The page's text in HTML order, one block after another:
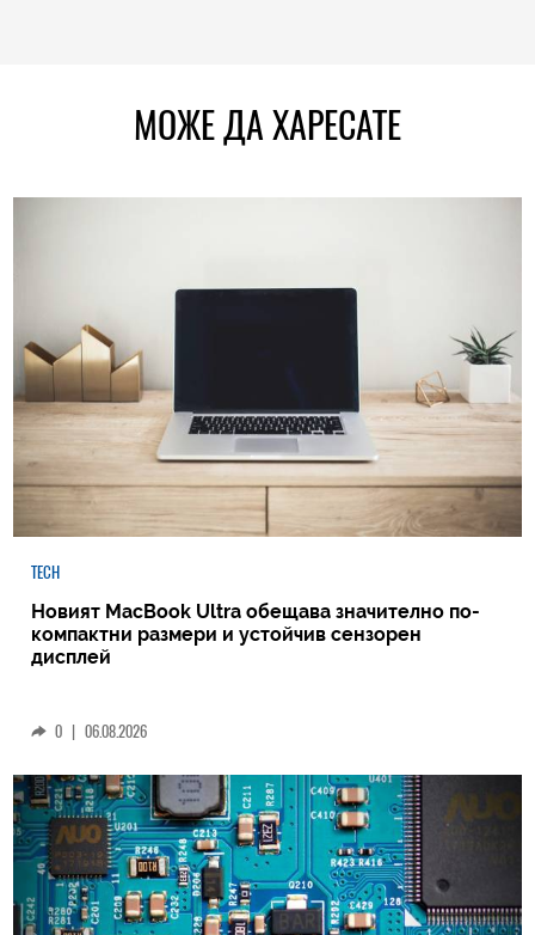
МОЖЕ ДА ХАРЕСАТЕ
TECH
Новият MacBook Ultra обещава значително по-
компактни размери и устойчив сензорен
дисплей
0 | 06.08.2026